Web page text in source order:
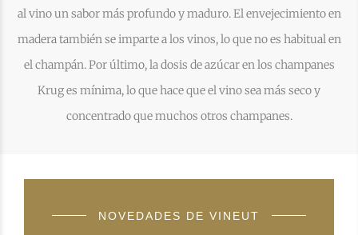
al vino un sabor más profundo y maduro. El envejecimiento en
madera también se imparte a los vinos, lo que no es habitual en
el champán. Por último, la dosis de azúcar en los champanes
Krug es mínima, lo que hace que el vino sea más seco y
concentrado que muchos otros champanes.
NOVEDADES DE VINEUT